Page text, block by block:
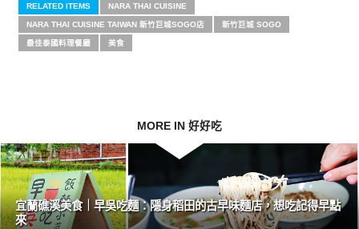
RELATED ITEMS NARA THAI CUISINE
NARA THAI CUISINE TAIWAN 新竹巨城SOGO店 新竹巨城 SOGO
最佳泰國料理餐廳 美食
MORE IN 好好吃
宜蘭礁溪美食｜早吳吃麵：隱身稻田的古早味麵店，想吃記得早點
來